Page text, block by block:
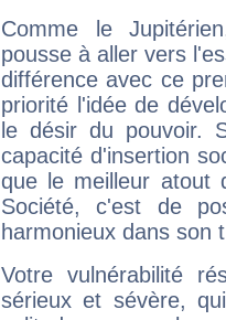
Comme le
pousse à aller vers
différence avec ce
priorité l'idée de
le désir du pouvoir.
capacité d'insertion
que le meilleur atout
Société, c'est de
harmonieux dans son
Votre vulnérabilité
sérieux et sévère,